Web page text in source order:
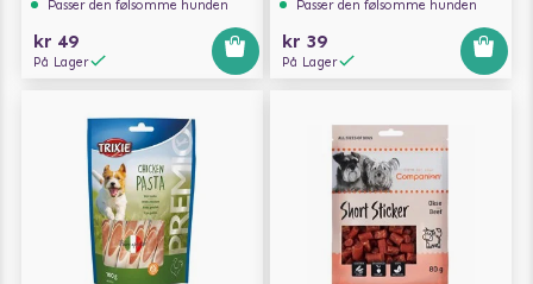
Passer den følsomme hunden
kr 49
På Lager
Passer den følsomme hunden
kr 39
På Lager